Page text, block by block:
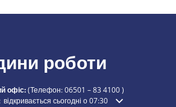
роботи
офіс:(Телефон:06501 – 83 4100)
приховати додатковий час відкриття або
відкривається сьогодні о 07:30